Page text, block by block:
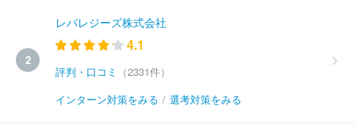
2
レバレジーズ株式会社
4.1
評判・口コミ
（2331件）
インターン対策をみる / 選考対策をみる